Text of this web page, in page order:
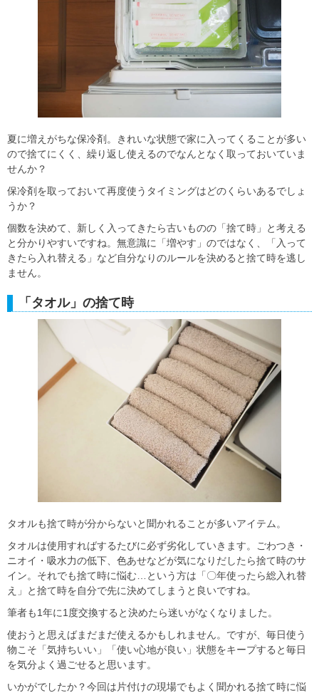
夏に増えがちな保冷剤。きれいな状態で家に入ってくることが多い
ので捨てにくく、繰り返し使えるのでなんとなく取っておいていま
せんか？
保冷剤を取っておいて再度使うタイミングはどのくらいあるでしょ
うか？
個数を決めて、新しく入ってきたら古いものの「捨て時」と考える
と分かりやすいですね。無意識に「増やす」のではなく、「入って
きたら入れ替える」など自分なりのルールを決めると捨て時を逃し
ません。
「タオル」の捨て時
タオルも捨て時が分からないと聞かれることが多いアイテム。
タオルは使用すればするたびに必ず劣化していきます。
ごわつき・
ニオイ・吸水力の低下、色あせなどが気になりだしたら捨て時のサ
イン。 それでも捨て時に悩む…という方は 「〇年使ったら総入れ替
え」と捨て時を自分で先に決めてしまうと良いですね。
筆者も1年に1度交換すると決めたら迷いがなくなりました。
使おうと思えばまだまだ使えるかもしれません。ですが、毎日使う
物こそ「気持ちいい」「使い心地が良い」状態をキープすると毎日
を気分よく過ごせると思います。
いかがでしたか？今回は片付けの現場でもよく聞かれる捨て時に悩